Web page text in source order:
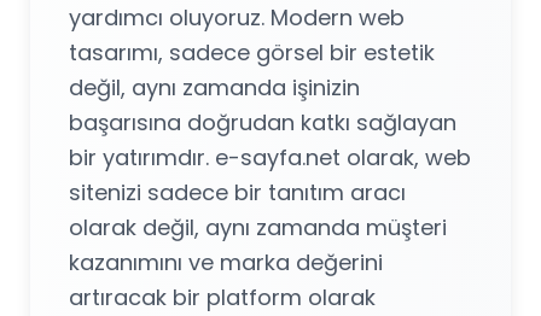
yardımcı oluyoruz. Modern web
tasarımı, sadece görsel bir estetik
değil, aynı zamanda işinizin
başarısına doğrudan katkı sağlayan
bir yatırımdır. e-sayfa.net olarak, web
sitenizi sadece bir tanıtım aracı
olarak değil, aynı zamanda müşteri
kazanımını ve marka değerini
artıracak bir platform olarak